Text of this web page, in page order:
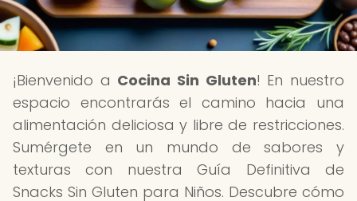
¡Bienvenido a Cocina Sin Gluten! En nuestro
espacio encontrarás el camino hacia una
alimentación deliciosa y libre de restricciones.
Sumérgete en un mundo de sabores y
texturas con nuestra Guía Definitiva de
Snacks Sin Gluten para Niños. Descubre cómo